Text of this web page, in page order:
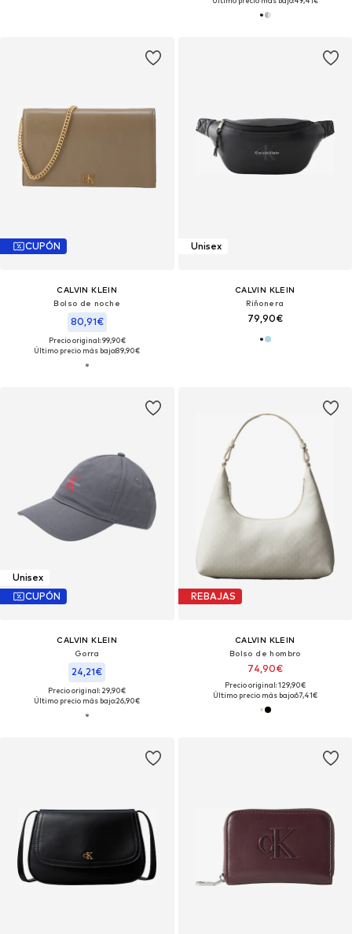
CUPÓN
CALVIN KLEIN
Bolso de noche
80,91€
Precio original: 99,90€
Último precio más bajo:89,90€
Unisex
CALVIN KLEIN
Riñonera
79,90€
Unisex
CUPÓN
CALVIN KLEIN
Gorra
24,21€
Precio original: 29,90€
Último precio más bajo:26,90€
REBAJAS
CALVIN KLEIN
Bolso de hombro
74,90€
Precio original: 129,90€
Último precio más bajo:67,41€